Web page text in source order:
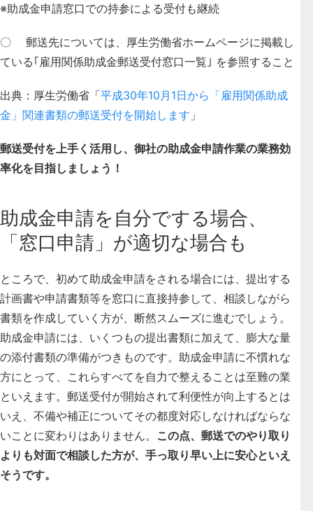
※助成金申請窓口での持参による受付も継続
〇 郵送先については、厚生労働省ホームページに掲載し
ている｢雇用関係助成金郵送受付窓口一覧｣ を参照すること
出典：厚生労働省「平成30年10月1日から「雇用関係助成
金」関連書類の郵送受付を開始します 」
郵送受付を上手く活用し、御社の助成金申請作業の業務効
率化を目指しましょう！
助成金申請を自分でする場合、
「窓口申請」が適切な場合も
ところで、初めて助成金申請をされる場合には、提出する
計画書や申請書類等を窓口に直接持参して、相談しながら
書類を作成していく方が、断然スムーズに進むでしょう。
助成金申請には、いくつもの提出書類に加えて、膨大な量
の添付書類の準備がつきものです。助成金申請に不慣れな
方にとって、これらすべてを自力で整えることは至難の業
といえます。郵送受付が開始されて利便性が向上するとは
いえ、不備や補正についてその都度対応しなければならな
いことに変わりはありません。 この点、郵送でのやり取り
よりも対面で相談した方が、手っ取り早い上に安心といえ
そうです。